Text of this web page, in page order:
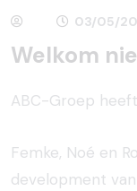
03/05/
Welkom
ABC-Groep
Femke, Noé en
development